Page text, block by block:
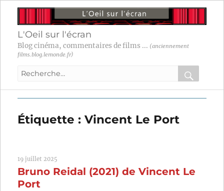
L'Oeil sur l'écran
Blog cinéma, commentaires de films ... (anciennement
films.blog.lemonde.fr)
Recherche
:
OK
Étiquette :Vincent Le Port
19 juillet 2025
Bruno Reidal (2021) de Vincent Le
Port